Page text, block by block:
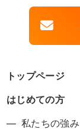
トップページ
はじめての方
私たちの強み